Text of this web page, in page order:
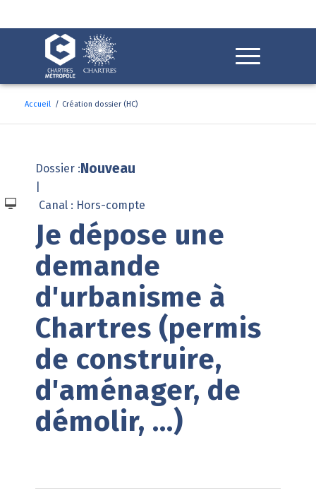
chat
Accueil / Création dossier (HC)
Dossier :Nouveau
Canal : Hors-compte
Je dépose une
demande
d'urbanisme à
Chartres (permis
de construire,
d'aménager, de
démolir, ...)